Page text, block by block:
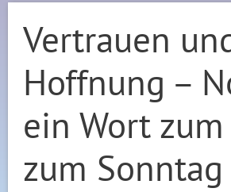
Vertrauen
Hoffnung –
ein Wort
zum Sonntag